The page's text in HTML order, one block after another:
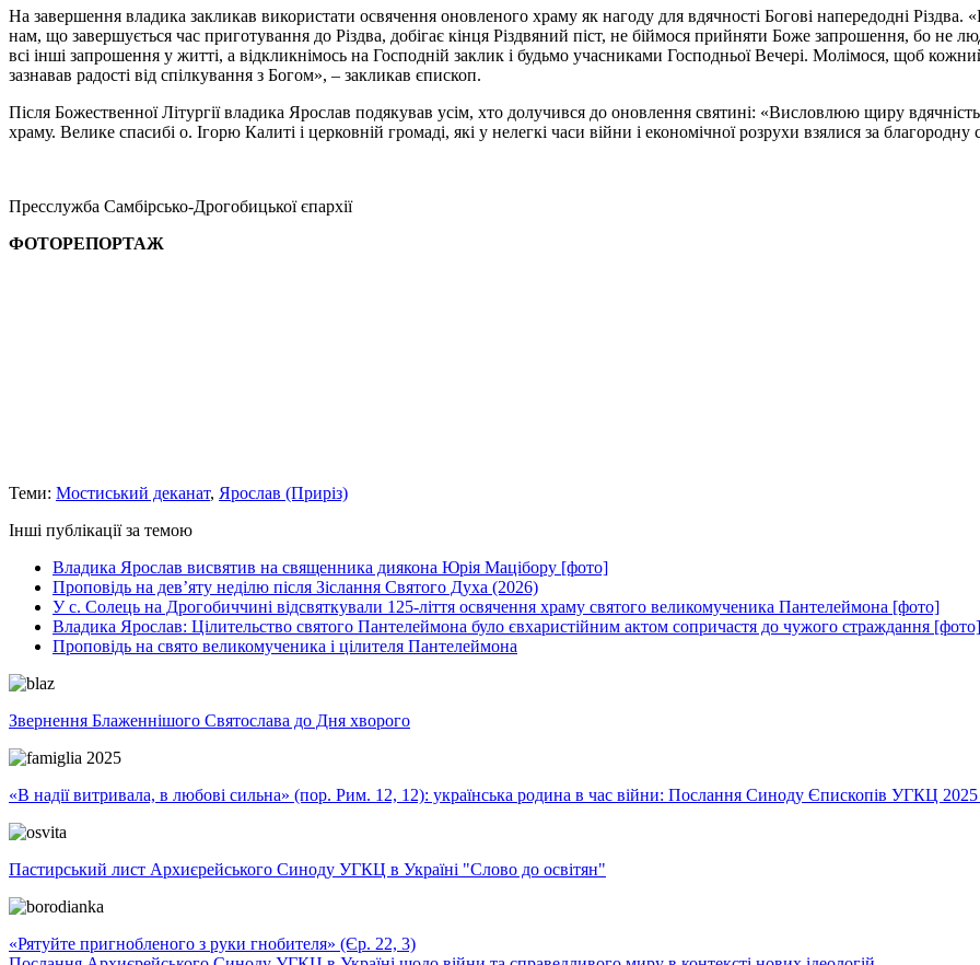
На завершення владика закликав використати освячення оновленого храму як нагоду для вдячності Богові напередодні Різдва.
нам, що завершується час приготування до Різдва, добігає кінця Різдвяний піст, не біймося прийняти Боже запрошення, бо не
всі інші запрошення у житті, а відкликнімось на Господній заклик і будьмо учасниками Господньої Вечері. Молімося, щоб
зазнавав радості від спілкування з Богом», – закликав єпископ.
Після Божественної Літургії владика Ярослав подякував усім, хто долучився до оновлення святині: «Висловлюю щиру
храму. Велике спасибі о. Ігорю Калиті і церковній громаді, які у нелегкі часи війни і економічної розрухи взялися за
Пресслужба Самбірсько-Дрогобицької єпархії
ФОТОРЕПОРТАЖ
Теми: Мостиський деканат, Ярослав (Приріз)
Інші публікації за темою
Владика Ярослав висвятив на священника диякона Юрія Мацібору [фото]
Проповідь на дев’яту неділю після Зіслання Святого Духа (2026)
У с. Солець на Дрогобиччині відсвяткували 125-ліття освячення храму святого великомученика Пантелеймона [фото]
Владика Ярослав: Цілительство святого Пантелеймона було євхаристійним актом сопричастя до чужого страждання [фото]
Проповідь на свято великомученика і цілителя Пантелеймона
Звернення Блаженнішого Святослава до Дня хворого
«В надії витривала, в любові сильна» (пор. Рим. 12, 12): українська родина в час війни: Послання Синоду Єпископів УГКЦ
Пастирський лист Архиєрейського Синоду УГКЦ в Україні "Слово до освітян"
«Рятуйте пригнобленого з руки гнобителя» (Єр. 22, 3)